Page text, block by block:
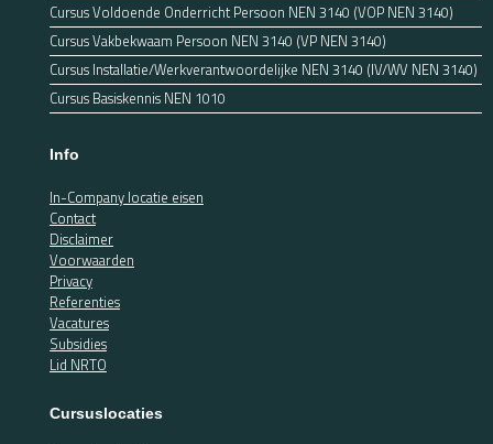
Cursus Voldoende Onderricht Persoon NEN 3140 (VOP NEN 3140)
Cursus Vakbekwaam Persoon NEN 3140 (VP NEN 3140)
Cursus Installatie/Werkverantwoordelijke NEN 3140 (IV/WV NEN 3140)
Cursus Basiskennis NEN 1010
Info
In-Company locatie eisen
Contact
Disclaimer
Voorwaarden
Privacy
Referenties
Vacatures
Subsidies
Lid NRTO
Cursuslocaties